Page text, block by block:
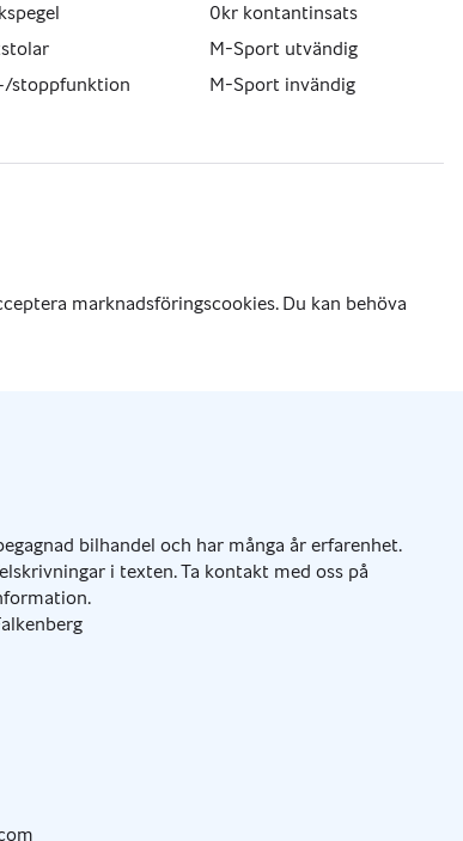
stoppfunktion
0kr kontantinsats
M-Sport utvändig
M-Sport invändig
bilhandel och har många år erfarenhet.
i texten. Ta kontakt med oss på